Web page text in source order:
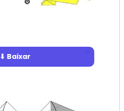
⬇ Baixar